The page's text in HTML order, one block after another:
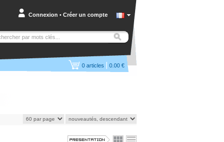
Connexion • Créer un compte
0 articles | 0.00 €